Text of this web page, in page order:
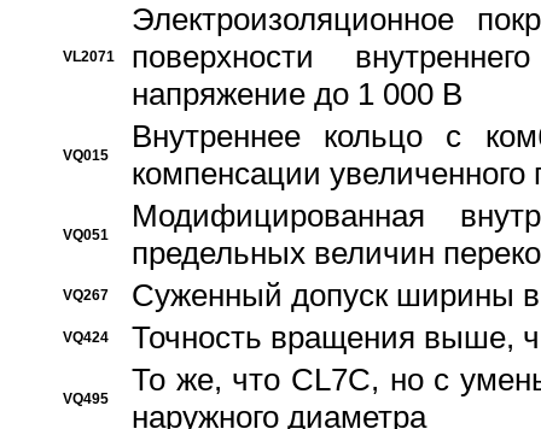
VL2071
Электроизоляционное
поверхности
напряжение до 1 000 В
VQ015
Bнутреннее кольцо с
компенсации увеличенного
VQ051
Модифицированная
предельных величин
VQ267 Суженный допуск ширины
VQ424 Точность вращения выше,
VQ495
То же, что CL7C, но с
наружного диаметра